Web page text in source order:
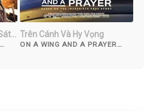
Trên Cánh Và Hy Vọng
ON A WING AND A PRAYER